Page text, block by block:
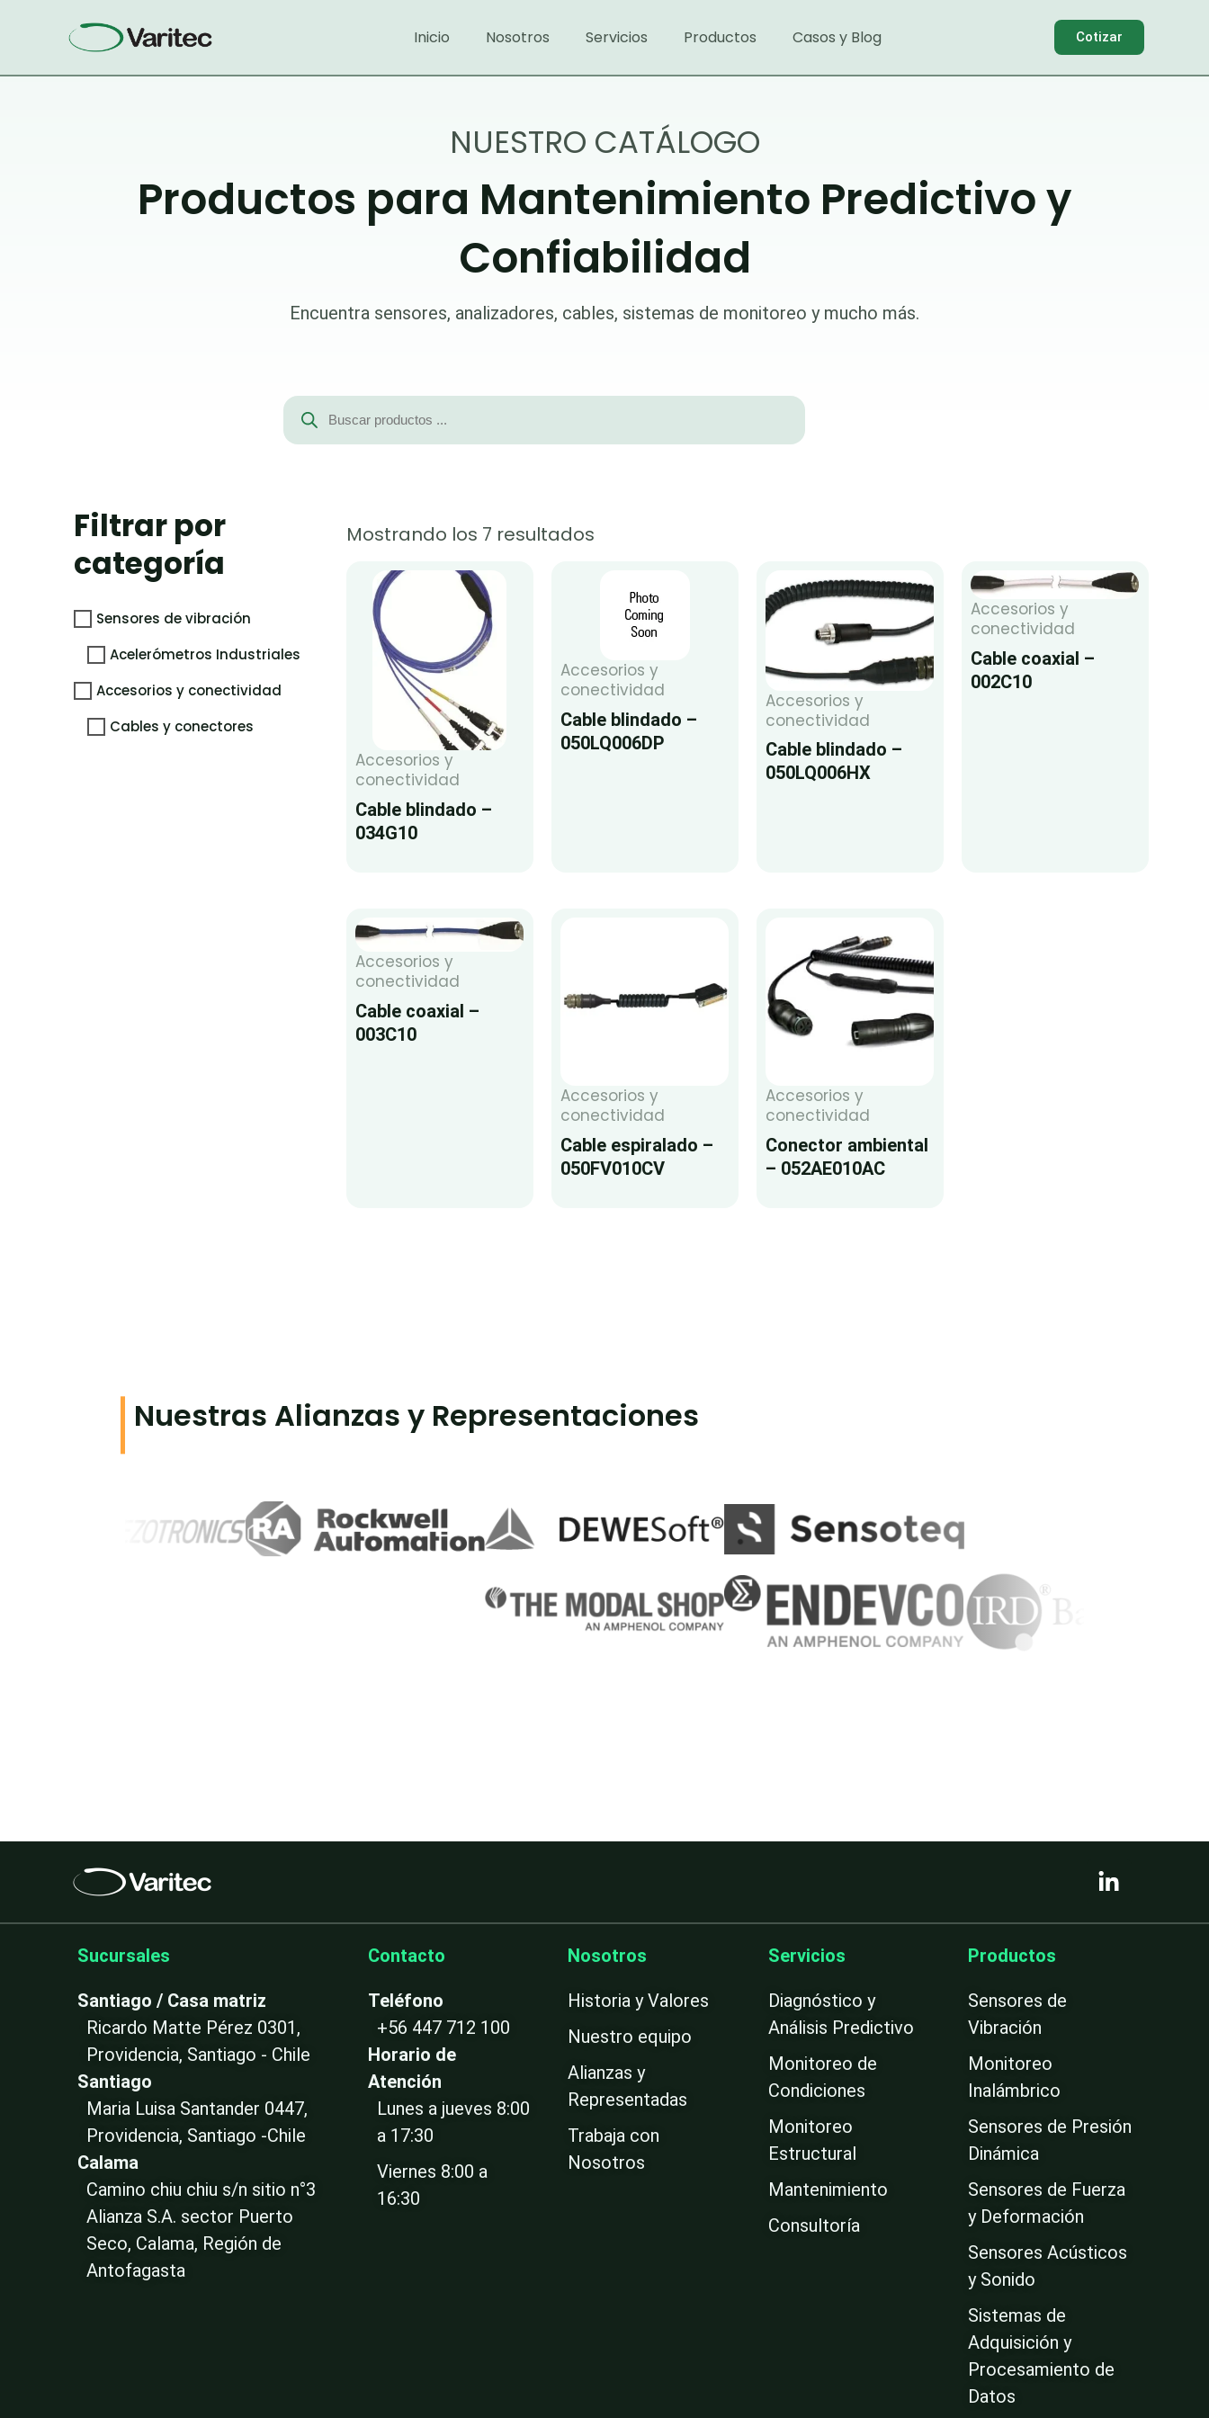
Inicio Nosotros Servicios Productos Casos y Blog Cotizar
NUESTRO CATÁLOGO
Productos para Mantenimiento Predictivo y
Confiabilidad
Encuentra sensores, analizadores, cables, sistemas de monitoreo y mucho más.
Búsqueda
de
productos
Filtrar por
categoría
Sensores de vibración
Acelerómetros Industriales
Accesorios y conectividad
Cables y conectores
Mostrando los 7 resultados
Accesorios y
conectividad
Cable blindado –
034G10
Accesorios y
conectividad
Cable blindado –
050LQ006DP
Accesorios y
conectividad
Cable blindado –
050LQ006HX
Accesorios y
conectividad
Cable coaxial –
002C10
Accesorios y
conectividad
Cable coaxial –
003C10
Accesorios y
conectividad
Cable espiralado –
050FV010CV
Accesorios y
conectividad
Conector ambiental
– 052AE010AC
Nuestras Alianzas y Representaciones
i
k
Sucursales
Santiago / Casa matriz
Ricardo Matte Pérez 0301,
Providencia, Santiago - Chile
Santiago
Maria Luisa Santander 0447,
Providencia, Santiago -Chile
Calama
Camino chiu chiu s/n sitio n°3
Alianza S.A. sector Puerto
Seco, Calama, Región de
Antofagasta
Contacto
Teléfono
+56 447 712 100
Horario de
Atención
Lunes a jueves 8:00
a 17:30
Viernes 8:00 a
16:30
Nosotros
Historia y Valores
Nuestro equipo
Alianzas y
Representadas
Trabaja con
Nosotros
Servicios
Diagnóstico y
Análisis Predictivo
Monitoreo de
Condiciones
Monitoreo
Estructural
Mantenimiento
Consultoría
Productos
Sensores de
Vibración
Monitoreo
Inalámbrico
Sensores de Presión
Dinámica
Sensores de Fuerza
y Deformación
Sensores Acústicos
y Sonido
Sistemas de
Adquisición y
Procesamiento de
Datos